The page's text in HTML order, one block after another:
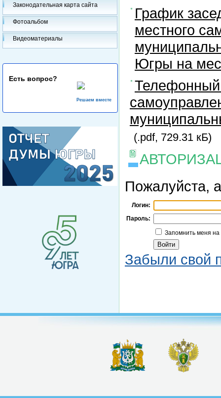
Законодательная карта сайта
Фотоальбом
Видеоматериалы
Есть вопрос?
Решаем вместе
График
местного
Югры на
Телефонный
(.pdf, 729.31 кБ)
Пожалуйста,
Логин:
Пароль:
Запомнить меня
Забыли свой